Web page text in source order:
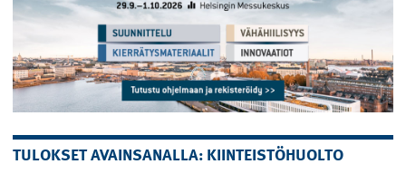
TULOKSET AVAINSANALLA: KIINTEISTÖHUOLTO